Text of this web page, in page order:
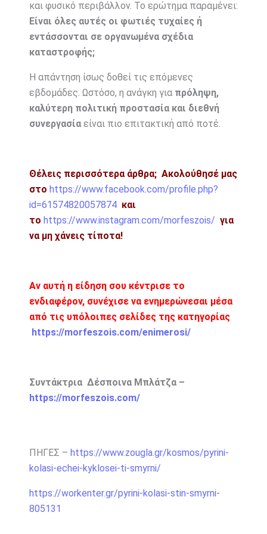
και φυσικό περιβάλλον. Το ερώτημα παραμένει:
Είναι όλες αυτές οι φωτιές τυχαίες ή
εντάσσονται σε οργανωμένα σχέδια
καταστροφής;
Η απάντηση ίσως δοθεί τις επόμενες
εβδομάδες. Ωστόσο, η ανάγκη για πρόληψη,
καλύτερη πολιτική προστασία και διεθνή
συνεργασίαείναι πιο επιτακτική από ποτέ.
Θέλεις περισσότερα άρθρα; Ακολούθησέ μας
στο https://www.facebook.com/profile.php?
id=61574820057874 και
το https://www.instagram.com/morfeszois/ για
να μη χάνεις τίποτα!
Αν αυτή η είδηση σου κέντρισε το
ενδιαφέρον, συνέχισε να ενημερώνεσαι μέσα
από τις υπόλοιπες σελίδες της κατηγορίας
https://morfeszois.com/enimerosi/
Συντάκτρια Δέσποινα Μπλάτζα –
https://morfeszois.com/
ΠΗΓΕΣ – https://www.zougla.gr/kosmos/pyrini-
kolasi-echei-kyklosei-ti-smyrni/
https://workenter.gr/pyrini-kolasi-stin-smyrni-
805131